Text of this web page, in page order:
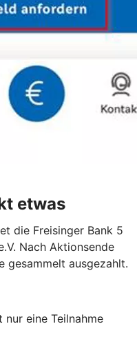
etwas
die Freisinger Bank 5
Nach Aktionsende
gesammelt ausgezahlt.
nur eine Teilnahme